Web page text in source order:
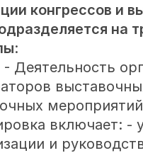
конгрессов и
на
:
- Деятельность
включает: -
и